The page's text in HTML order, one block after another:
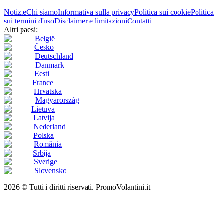
NotizieChi siamoInformativa sulla privacyPolitica sui cookiePolitica
sui termini d'usoDisclaimer e limitazioniContatti
Altri paesi:
België
Česko
Deutschland
Danmark
Eesti
France
Hrvatska
Magyarország
Lietuva
Latvija
Nederland
Polska
România
Srbija
Sverige
Slovensko
2026 © Tutti i diritti riservati. PromoVolantini.it